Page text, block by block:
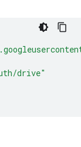
drive"